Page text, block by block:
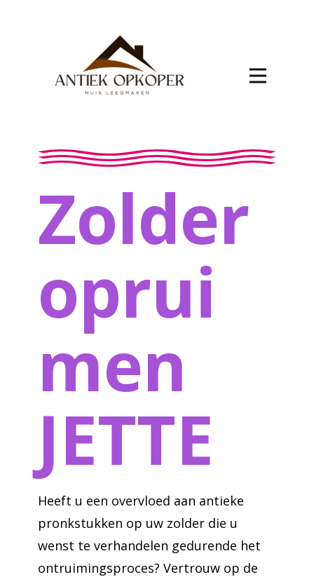
Zolder
oprui
men
JETTE
Heeft u een overvloed aan antieke
pronkstukken op uw zolder die u
wenst te verhandelen gedurende het
ontruimingsproces? Vertrouw op de